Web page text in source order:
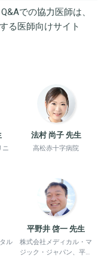
での協力医師は、
る医師向けサイト
ニ
法村 尚子 先生
高松赤十字病院
ル
平野井 啓一 先生
株式会社メディカル・マ
ジック・ジャパン、平野